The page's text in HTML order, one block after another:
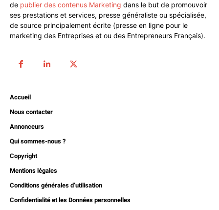
de publier des contenus Marketing dans le but de promouvoir
ses prestations et services, presse généraliste ou spécialisée,
de source principalement écrite (presse en ligne pour le
marketing des Entreprises et ou des Entrepreneurs Français).
Accueil
Nous contacter
Annonceurs
Qui sommes-nous ?
Copyright
Mentions légales
Conditions générales d’utilisation
Confidentialité et les Données personnelles